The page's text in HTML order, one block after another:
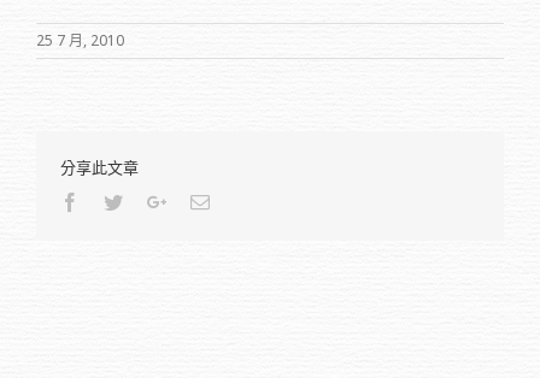
25 7 月, 2010
分享此文章
Facebook
TwitterGoogle+Email